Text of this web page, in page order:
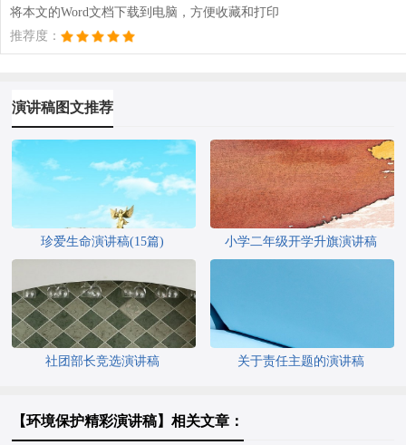
将本文的Word文档下载到电脑，方便收藏和打印
推荐度：
演讲稿图文推荐
珍爱生命演讲稿(15篇) 小学二年级开学升旗演讲稿
社团部长竞选演讲稿 关于责任主题的演讲稿
【环境保护精彩演讲稿】相关文章：